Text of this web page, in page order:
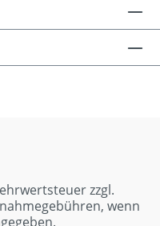
zzgl.
wenn